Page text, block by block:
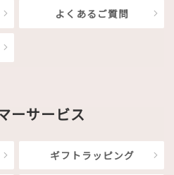
よくあるご質問
ーサービス
ギフトラッピング